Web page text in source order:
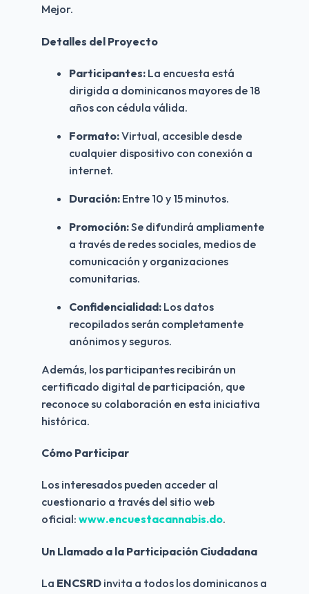
Mejor.
Detalles del Proyecto
Participantes: La encuesta está
dirigida a dominicanos mayores de 18
años con cédula válida.
Formato:Virtual, accesible desde
cualquier dispositivo con conexión a
internet.
Duración: Entre 10 y 15 minutos.
Promoción:Se difundirá ampliamente
a través de redes sociales, medios de
comunicación y organizaciones
comunitarias.
Confidencialidad: Los datos
recopilados serán completamente
anónimos y seguros.
Además, los participantes recibirán un
certificado digital de participación, que
reconoce su colaboración en esta iniciativa
histórica.
Cómo Participar
Los interesados pueden acceder al
cuestionario a través del sitio web
oficial: www.encuestacannabis.do.
Un Llamado a la Participación Ciudadana
La ENCSRD invita a todos los dominicanos a